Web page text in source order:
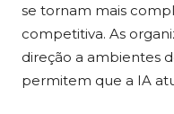
se tornam mais
competitiva. As
direção a ambientes
permitem que a IA